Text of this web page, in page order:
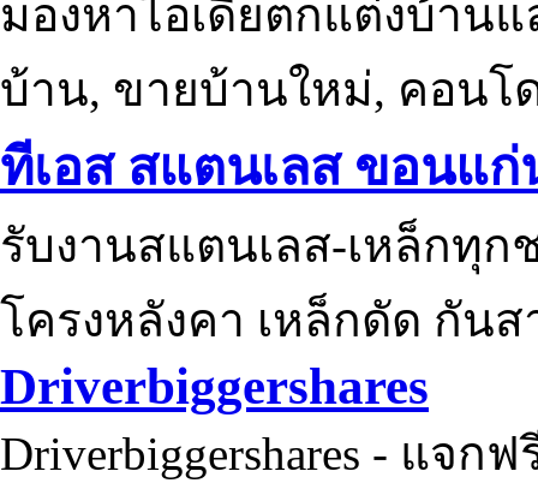
มองหาไอเดียตกแต่งบ้าน
บ้าน, ขายบ้านใหม่, คอนโ
ทีเอส สแตนเลส ขอนแก่
รับงานสแตนเลส-เหล็กทุ
โครงหลังคา เหล็กดัด กัน
Driverbiggershares
Driverbiggershares - แจก